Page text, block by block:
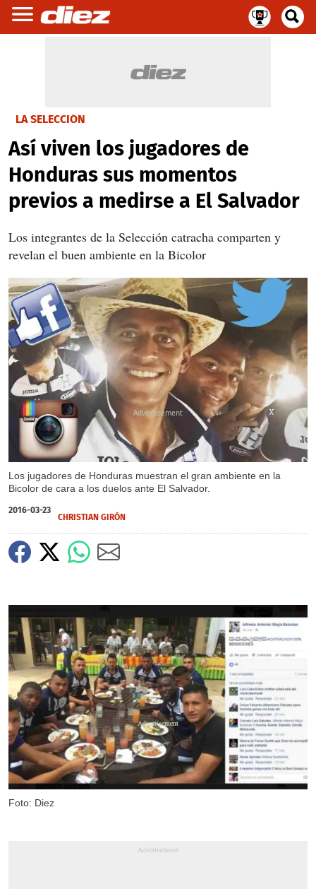
LA SELECCIÓN
Así viven los jugadores de
Honduras sus momentos
previos a medirse a El Salvador
Los integrantes de la Selección catracha comparten y
revelan el buen ambiente en la Bicolor
Los jugadores de Honduras muestran el gran ambiente en la
Bicolor de cara a los duelos ante El Salvador.
X
X
X
2016-03-23
CHRISTIAN GIRÓN
Foto: Diez